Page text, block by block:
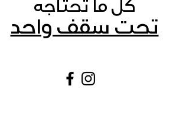
كل ما تحتاجه
تحت سقف واحد